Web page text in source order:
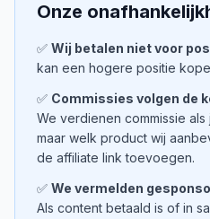
Onze
✅ Wij betalen niet voor
kan een hogere positie
✅ Commissies volgen de
We verdienen commissie
maar welk product wij
de affiliate link toevoegen.
✅ We vermelden
Als content betaald is of in